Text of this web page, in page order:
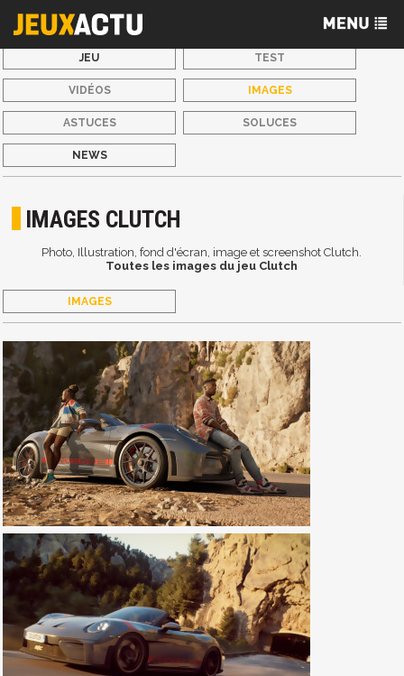
JEU TEST
VIDÉOS IMAGES
ASTUCES SOLUCES
NEWS
IMAGES CLUTCH
Photo, Illustration, fond d'écran, image et screenshot Clutch.
Toutes les images du jeu Clutch
IMAGES